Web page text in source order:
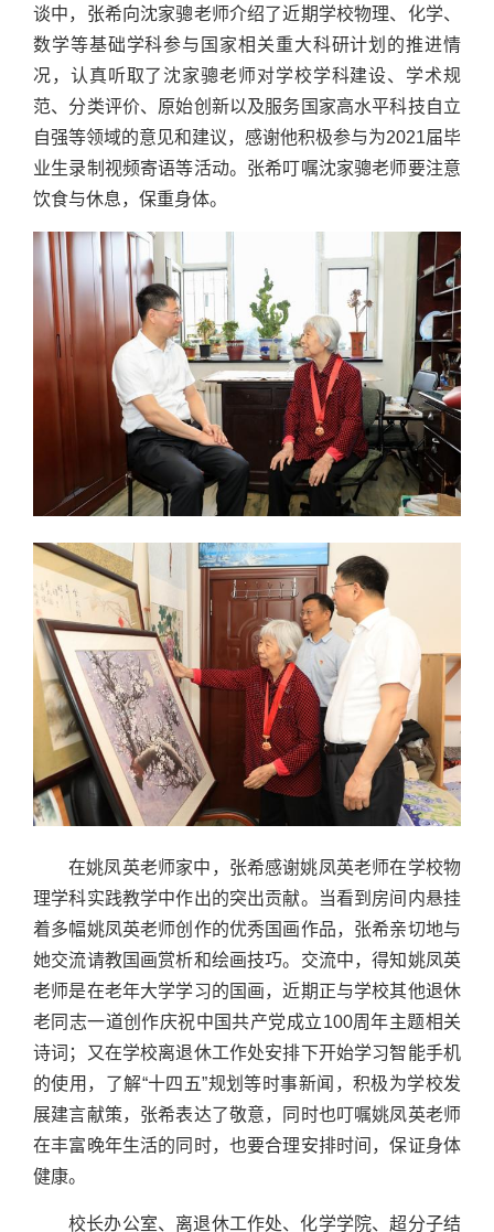
谈中，张希向沈家骢老师介绍了近期学校物理、化学、
数学等基础学科参与国家相关重大科研计划的推进情
况，认真听取了沈家骢老师对学校学科建设、学术规
范、分类评价、原始创新以及服务国家高水平科技自立
自强等领域的意见和建议，感谢他积极参与为2021届毕
业生录制视频寄语等活动。张希叮嘱沈家骢老师要注意
饮食与休息，保重身体。
在姚凤英老师家中，张希感谢姚凤英老师在学校物
理学科实践教学中作出的突出贡献。当看到房间内悬挂
着多幅姚凤英老师创作的优秀国画作品，张希亲切地与
她交流请教国画赏析和绘画技巧。交流中，得知姚凤英
老师是在老年大学学习的国画，近期正与学校其他退休
老同志一道创作庆祝中国共产党成立100周年主题相关
诗词；又在学校离退休工作处安排下开始学习智能手机
的使用，了解“十四五”规划等时事新闻，积极为学校发
展建言献策，张希表达了敬意，同时也叮嘱姚凤英老师
在丰富晚年生活的同时，也要合理安排时间，保证身体
健康。
校长办公室、离退休工作处、化学学院、超分子结